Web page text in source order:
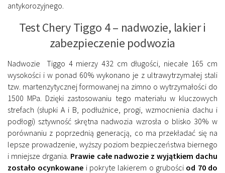
antykorozyjnego.
Test Chery Tiggo 4 – nadwozie, lakier i
zabezpieczenie podwozia
Nadwozie Tiggo 4 mierzy 432 cm długości, niecałe 165 cm
wysokości i w ponad 60% wykonano je z ultrawytrzymałej stali
tzw. martenzytycznej formowanej na zimno o wytrzymałości do
1500 MPa. Dzięki zastosowaniu tego materiału w kluczowych
strefach (słupki A i B, podłużnice, progi, wzmocnienia dachu i
podłogi) sztywność skrętna nadwozia wzrosła o blisko 30% w
porównaniu z poprzednią generacją, co ma przekładać się na
lepsze prowadzenie, wyższy poziom bezpieczeństwa biernego
i mniejsze drgania. Prawie całe nadwozie z wyjątkiem dachu
zostało ocynkowane i pokryte lakierem o grubości od 70 do